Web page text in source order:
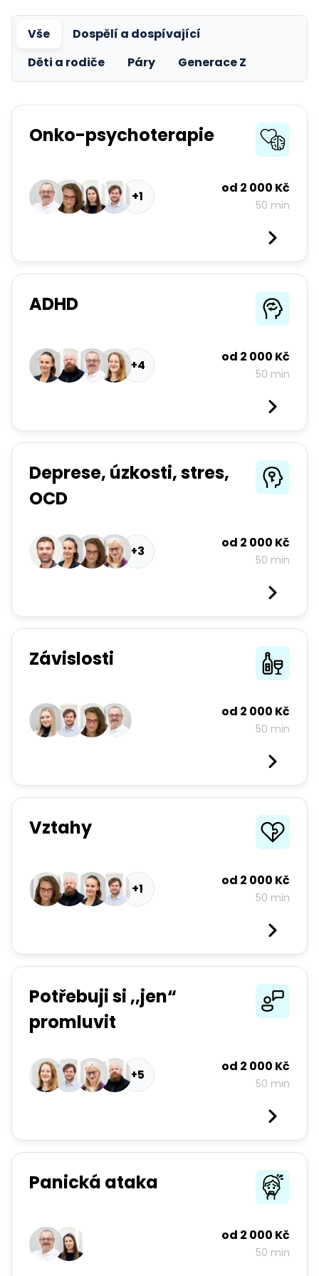
Vše
Dospělí a dospívající
Děti a rodiče
Páry Generace Z
Onko-psychoterapie
+1
od 2 000 Kč
50 min
ADHD
+4
od 2 000 Kč
50 min
Deprese, úzkosti, stres,
OCD
+3
od 2 000 Kč
50 min
Závislosti
od 2 000 Kč
50 min
Vztahy
+1
od 2 000 Kč
50 min
Potřebuji si ,,jen“
promluvit
+5
od 2 000 Kč
50 min
Panická ataka
od 2 000 Kč
50 min